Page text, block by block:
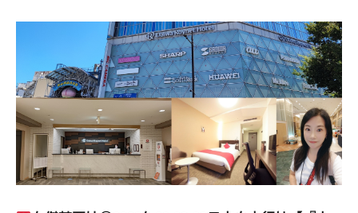
目
主
持、
吳
哥
窟